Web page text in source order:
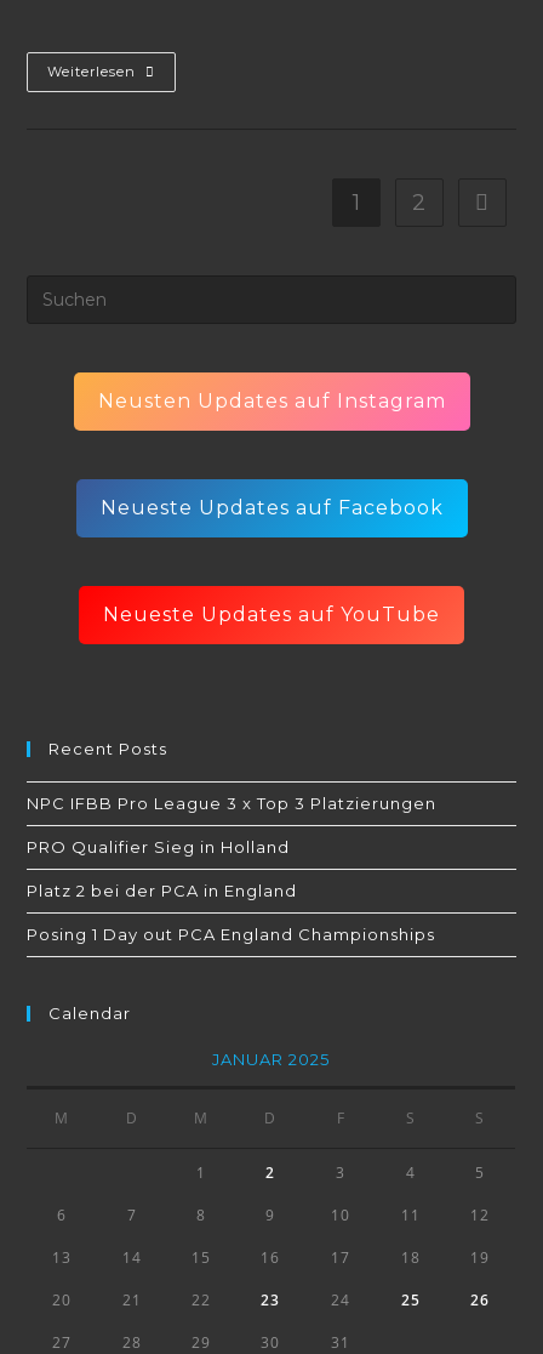
Weiterlesen 10
Wochen
1 2 Gehe
Neusten Updates auf Instagram
Neueste Updates auf Facebook
Neueste Updates auf YouTube
Recent Posts
NPC IFBB Pro League 3 x Top 3 Platzierungen
PRO Qualifier Sieg in Holland
Platz 2 bei der PCA in England
Posing 1 Day out PCA England Championships
Calendar
JANUAR 2025
M D M D F S S
1 2 3 4 5
6 7 8 9 10 11 12
13 14 15 16 17 18 19
20 21 22 23 24 25 26
27 28 29 30 31